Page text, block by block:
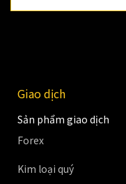
Giao dịch
Sản phẩm giao dịch
Forex
Kim loại quý